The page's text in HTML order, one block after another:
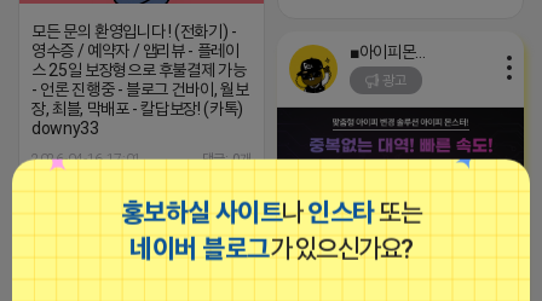
홍보하실 사이트나인스타또는
네이버 블로그가 있으신가요?
모든 문의 환영입니다 ! (전화기) -
영수증 / 예약자 / 앱리뷰 - 플레이
스 25일 보장형으로 후불결제 가능
- 언론 진행중 - 블로그 건바이, 월보
장, 최블, 막배포 - 칼답보장! (카톡)
downy33
2026-04-16 17:01 댓글: 0개
■아이피몬스터■
광고
[아이피몬스터] 전국 최저가 마케팅
옐로카드 프로도
비공개